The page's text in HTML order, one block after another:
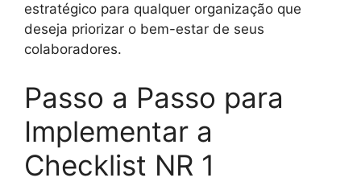
estratégico para qualquer organização que
deseja priorizar o bem-estar de seus
colaboradores.
Passo a Passo para
Implementar a
Checklist NR 1